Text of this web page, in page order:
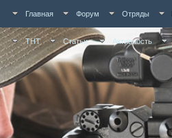
Главная Форум Отряды
ТНТ Статьи Активность